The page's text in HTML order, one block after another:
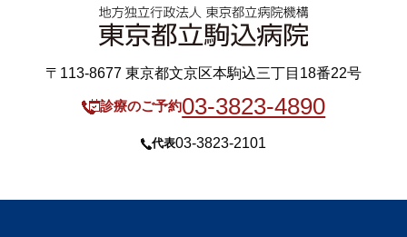
〒113-8677 東京都文京区本駒込三丁目18番22号
診療のご予約03-3823-4890
代表03-3823-2101